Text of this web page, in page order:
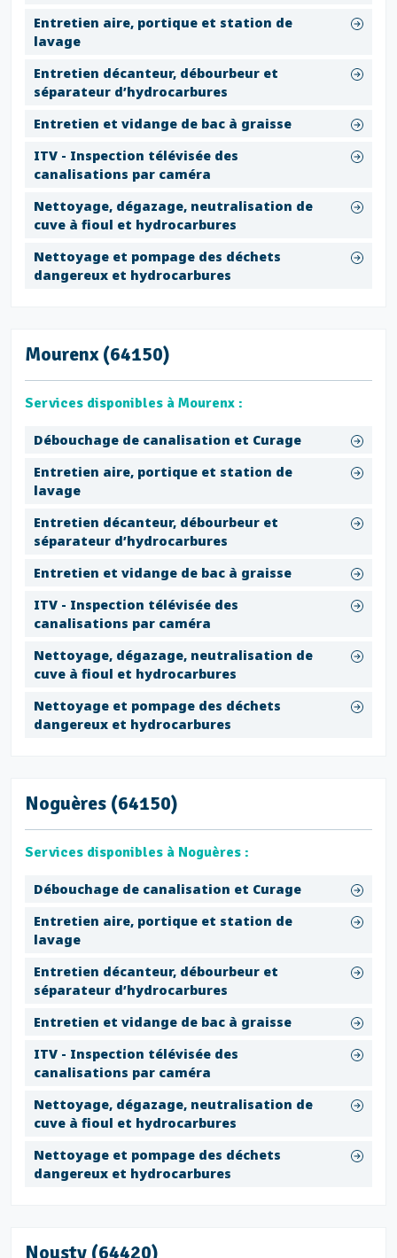
Entretien aire, portique et station de
lavage
Entretien décanteur, débourbeur et
séparateur d’hydrocarbures
Entretien et vidange de bac à graisse
ITV - Inspection télévisée des
canalisations par caméra
Nettoyage, dégazage, neutralisation de
cuve à fioul et hydrocarbures
Nettoyage et pompage des déchets
dangereux et hydrocarbures
Mourenx (64150)
Services disponibles à Mourenx :
Débouchage de canalisation et Curage
Entretien aire, portique et station de
lavage
Entretien décanteur, débourbeur et
séparateur d’hydrocarbures
Entretien et vidange de bac à graisse
ITV - Inspection télévisée des
canalisations par caméra
Nettoyage, dégazage, neutralisation de
cuve à fioul et hydrocarbures
Nettoyage et pompage des déchets
dangereux et hydrocarbures
Noguères (64150)
Services disponibles à Noguères :
Débouchage de canalisation et Curage
Entretien aire, portique et station de
lavage
Entretien décanteur, débourbeur et
séparateur d’hydrocarbures
Entretien et vidange de bac à graisse
ITV - Inspection télévisée des
canalisations par caméra
Nettoyage, dégazage, neutralisation de
cuve à fioul et hydrocarbures
Nettoyage et pompage des déchets
dangereux et hydrocarbures
Nousty (64420)